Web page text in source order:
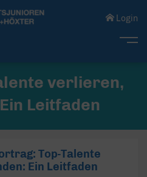
Login
verlieren,
Leitfaden
Top-Talente
Ein Leitfaden